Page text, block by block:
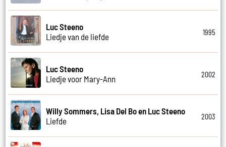
Luc Steeno
Liedje van de liefde
1995
Luc Steeno
Liedje voor Mary-Ann
2002
Willy Sommers, Lisa Del Bo en Luc Steeno
Liefde
2003